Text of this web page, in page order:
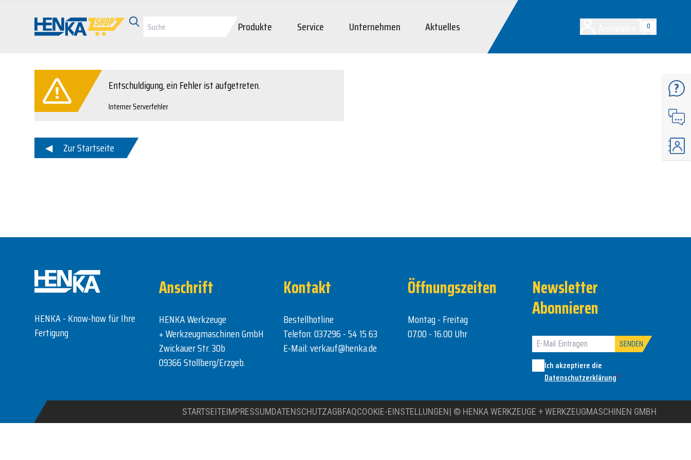
Produkte Service Unternehmen Aktuelles 0
Entschuldigung, ein Fehler ist aufgetreten.
Interner Serverfehler
Zur Startseite
HENKA - Know-how für Ihre
Fertigung
Anschrift
HENKA Werkzeuge
+ Werkzeugmaschinen GmbH
Zwickauer Str. 30b
09366 Stollberg/Erzgeb.
Kontakt
Bestellhotline
Telefon:037296 - 54 15 63
E-Mail:verkauf@henka.de
Öffnungszeiten
Montag - Freitag
07.00 - 16.00 Uhr
Newsletter
Abonnieren
SENDEN
Ich akzeptiere die
Datenschutzerklärung*
STARTSEITEIMPRESSUMDATENSCHUTZAGBFAQCOOKIE-EINSTELLUNGEN| © HENKA WERKZEUGE + WERKZEUGMASCHINEN GMBH